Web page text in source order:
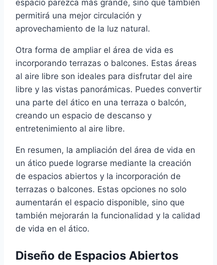
espacio parezca más grande, sino que también
permitirá una mejor circulación y
aprovechamiento de la luz natural.
Otra forma de ampliar el área de vida es
incorporando terrazas o balcones. Estas áreas
al aire libre son ideales para disfrutar del aire
libre y las vistas panorámicas. Puedes convertir
una parte del ático en una terraza o balcón,
creando un espacio de descanso y
entretenimiento al aire libre.
En resumen, la ampliación del área de vida en
un ático puede lograrse mediante la creación
de espacios abiertos y la incorporación de
terrazas o balcones. Estas opciones no solo
aumentarán el espacio disponible, sino que
también mejorarán la funcionalidad y la calidad
de vida en el ático.
Diseño de Espacios Abiertos